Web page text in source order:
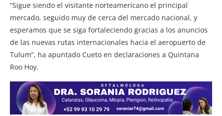
“Sigue siendo el visitante norteamericano el principal
mercado, seguido muy de cerca del mercado nacional, y
esperamos que se siga fortaleciendo gracias a los anuncios
de las nuevas rutas internacionales hacia el aeropuerto de
Tulum”, ha apuntado Cueto en declaraciones a Quintana
Roo Hoy.